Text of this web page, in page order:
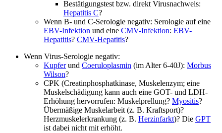
Bestätigungstest bzw. direkt Virusnachweis:
Hepatitis C?
Wenn B- und C-Serologie negativ: Serologie auf eine
EBV-Infektion und eine CMV-Infektion: EBV-
Hepatitis? CMV-Hepatitis?
Wenn Virus-Serologie negativ:
Kupferund Coeruloplasmin (im Alter 6-40J): Morbus
Wilson?
CPK (Creatinphosphatkinase, Muskelenzym; eine
Muskelschädigung kann auch eine GOT- und LDH-
Erhöhung hervorrufen: Muskelprellung? Myositis?
Übermäßige Muskelarbeit (z. B. Kraftsport)?
Herzmuskelerkrankung (z. B. Herzinfarkt)? Die GPT
ist dabei nicht mit erhöht.